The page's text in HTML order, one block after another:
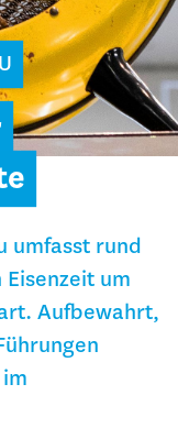
umfasst rund
um
Aufbewahrt,